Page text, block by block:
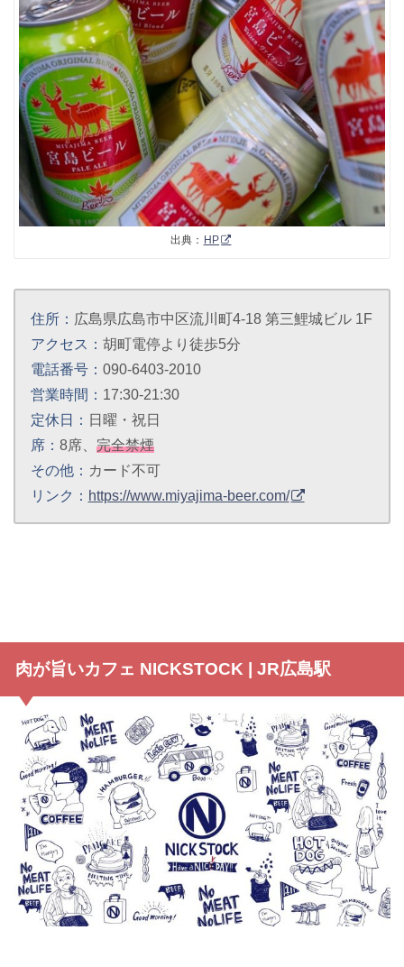
出典： HP
住所： 広島県広島市中区流川町4-18 第三鯉城ビル 1F
アクセス： 胡町電停より徒歩5分
電話番号： 090-6403-2010
営業時間： 17:30-21:30
定休日： 日曜・祝日
席： 8席、 完全禁煙
その他： カード不可
リンク： https://www.miyajima-beer.com/
肉が旨いカフェ NICKSTOCK | JR広島駅